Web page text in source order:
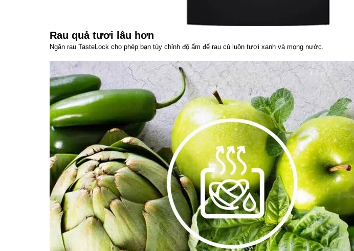
Rau quả tươi lâu hơn
Ngăn rau TasteLock cho phép bạn tùy chỉnh độ ẩm để rau củ luôn tươi xanh và mọng nước.